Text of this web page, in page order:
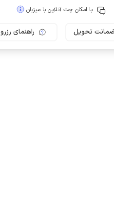
کیش - شهرک صدف
با امکان چت آنلاین با میزبان
تحویل راهنمای رزرو